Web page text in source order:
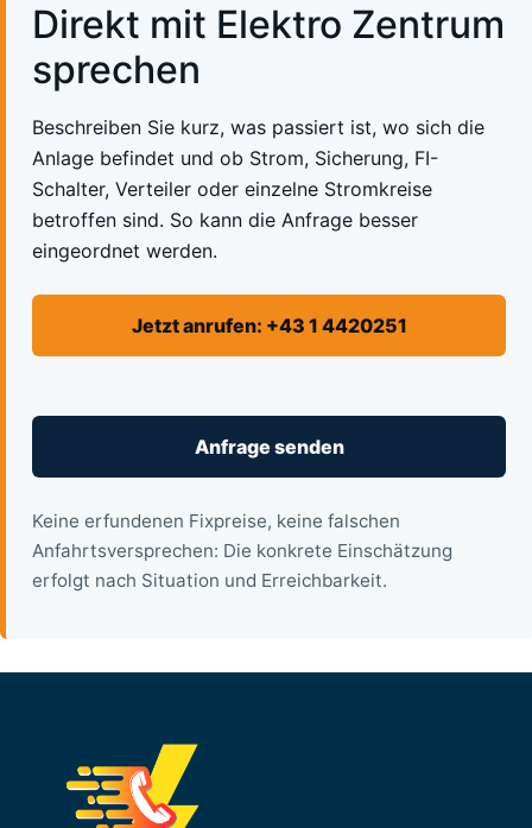
Direkt mit Elektro Zentrum
sprechen
Beschreiben Sie kurz, was passiert ist, wo sich die
Anlage befindet und ob Strom, Sicherung, FI-
Schalter, Verteiler oder einzelne Stromkreise
betroffen sind. So kann die Anfrage besser
eingeordnet werden.
Jetzt anrufen: +43 1 4420251
Anfrage senden
Keine erfundenen Fixpreise, keine falschen
Anfahrtsversprechen: Die konkrete Einschätzung
erfolgt nach Situation und Erreichbarkeit.